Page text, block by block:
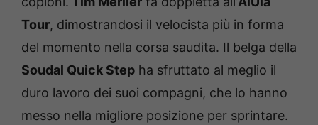
Tour, dimostrandosi il velocista più in forma
del momento nella corsa saudita. Il belga della
Soudal Quick Step ha sfruttato al meglio il
duro lavoro dei suoi compagni, che lo hanno
messo nella migliore posizione per sprintare.